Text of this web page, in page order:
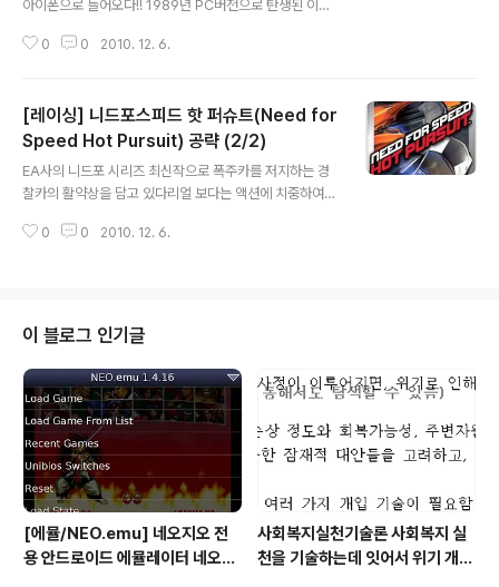
아이폰으로 들어오다!! 1989년 PC버전으로 탄생된 이후
머라면 한번쯤은 거쳐가야 할 고전명작 페르시아 왕자(이
래픽이 향상 되었다 또한 현세대에 맞게 페이스북 연동이
인상적이다 아이폰 하드웨어 특성상 버철패드가 최상의 선
택이지만 필자가 직접 시연한바 반응 움직임 조작감이 상
당히 우수한 편이다 예나 지금이나 고난이도에 속하지만
아이폰 버전은 처음부터 모든 스테이지를 아무런 조건 없
이 선택할 수 있는 특권이 있다 그래도 여전히 어렵다.. 본
0 0 2010. 12. 6.
[레이싱] 니드포스피드 핫 퍼슈트(Need for
Speed Hot Pursuit) 공략 (2/2)
EA사의 니드포 시리즈 최신작으로 폭주카를 저지하는 경
찰카의 활약상을 담고 있다리얼 보다는 액션에 치중하여
핫퍼)의 공략하고자 한다 이벤트2 필자는 미션을 클리어
다를 수 있다 미션 2-1) 시간안에 7구간 통과해서 결승점
까지 도착 양민카들의 방해공작으로 더욱 흥미진진하
다 미션 2-2) 폭주카와 1:1 맞짱! 정해진 시간안에 파괴
팁. 대결에서는 브레이크의 능숙한 조작이 필요 폭주카를
앞질러 가시도구 활용으로 잡을 수 있다 일정한 조건 만
족시 훈장이 주어진다 미션 2-..
0 0 2010. 12. 6.
이 블로그 인기글
[에뮬/NEO.emu] 네오지오 전
용 안드로이드 에뮬레이터 네오지
사회복지실천기술론 사회복지 실
천을 기술하는데 잇어서 위기 개입